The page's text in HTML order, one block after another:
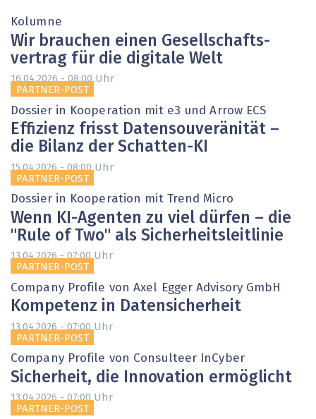
Kolumne
Wir brauchen einen Gesellschafts­
vertrag für die digitale Welt
16.04.2026 - 08:00Uhr
PARTNER-POST
Dossier in Kooperation mit e3 und Arrow ECS
Effizienz frisst Datensouveränität –
die Bilanz der Schatten-KI
15.04.2026 - 08:00 Uhr
PARTNER-POST
Dossier in Kooperation mit Trend Micro
Wenn KI-Agenten zu viel dürfen – die
"Rule of Two" als Sicherheitsleitlinie
13.04.2026 - 07:00Uhr
PARTNER-POST
Company Profile von Axel Egger Advisory GmbH
Kompetenz in Datensicherheit
13.04.2026 - 07:00 Uhr
PARTNER-POST
Company Profile von Consulteer InCyber
Sicherheit, die Innovation ermöglicht
13.04.2026 - 07:00Uhr
PARTNER-POST